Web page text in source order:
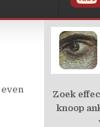
Zoek
knoop